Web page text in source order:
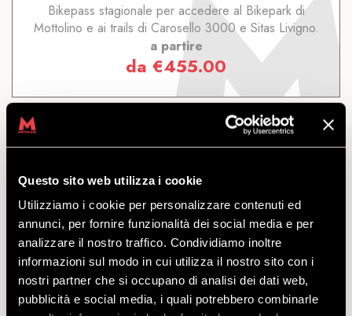
Questo sito web utilizza i cookie
Utilizziamo i cookie per personalizzare contenuti ed
annunci, per fornire funzionalità dei social media e per
analizzare il nostro traffico. Condividiamo inoltre
informazioni sul modo in cui utilizza il nostro sito con i
nostri partner che si occupano di analisi dei dati web,
pubblicità e social media, i quali potrebbero combinarle
Bikepass stagionale per accedere al Bikepark di
Mottolino e ai trails di Carosello 3000 e Sitas Livigno.
a partire
da €455.00
GIORNALIERO LIVIGNO
SCOPRI